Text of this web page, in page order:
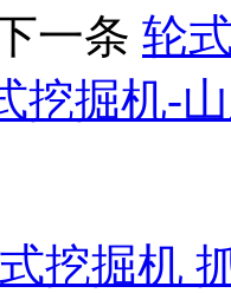
一条 轮
挖掘机-
挖掘机